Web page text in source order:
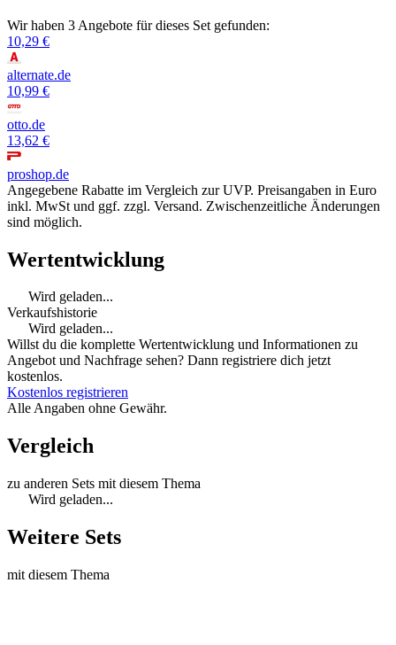
Wir haben 3 Angebote für dieses Set gefunden:
10,29 €
alternate.de
10,99 €
otto.de
13,62 €
proshop.de
Angegebene Rabatte im Vergleich zur UVP. Preisangaben in Euro
inkl. MwSt und ggf. zzgl. Versand. Zwischenzeitliche Änderungen
sind möglich.
Wertentwicklung
Wird geladen...
Verkaufshistorie
Wird geladen...
Willst du die komplette Wertentwicklung und Informationen zu
Angebot und Nachfrage sehen? Dann registriere dich jetzt
kostenlos.
Kostenlos registrieren
Alle Angaben ohne Gewähr.
Vergleich
zu anderen Sets mit diesem Thema
Wird geladen...
Weitere Sets
mit diesem Thema